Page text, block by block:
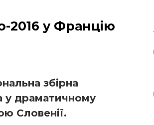
2016 у Францію
збірна
у драматичному
Словенії.